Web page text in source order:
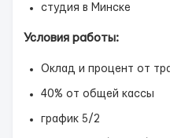
студия в Минске
Условия работы:
Оклад и процент от
40% от общей кассы
график 5/2